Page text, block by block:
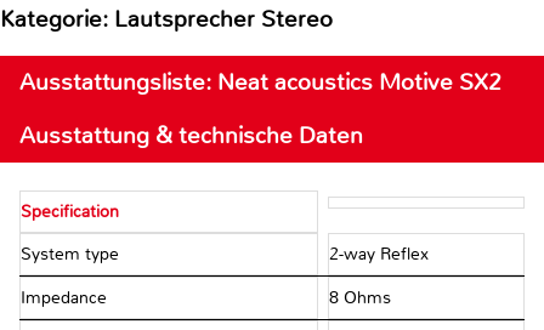
Kategorie: Lautsprecher Stereo
Ausstattungsliste: Neat acoustics Motive SX2
Ausstattung & technische Daten
Specification
System type 2-way Reflex
Impedance 8 Ohms